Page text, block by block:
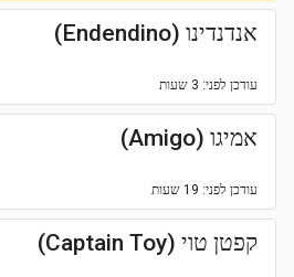
אנדנדינו (Endendino)
עודכן לפני: 3 שעות
אמיגו (Amigo)
עודכן לפני: 19 שעות
קפטן טוי (Captain Toy)